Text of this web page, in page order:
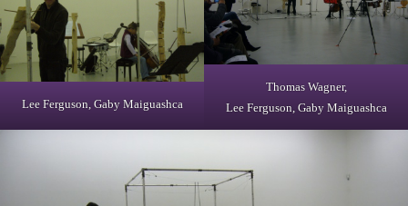
Lee Ferguson, Gaby Maiguashca
Thomas Wagner,
Lee Ferguson, Gaby Maiguashca